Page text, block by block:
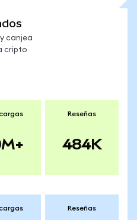
canjea
cripto
Reseñas
484K
Reseñas